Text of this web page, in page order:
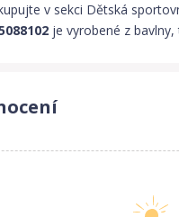
v sekci Dětská
je vyrobené z